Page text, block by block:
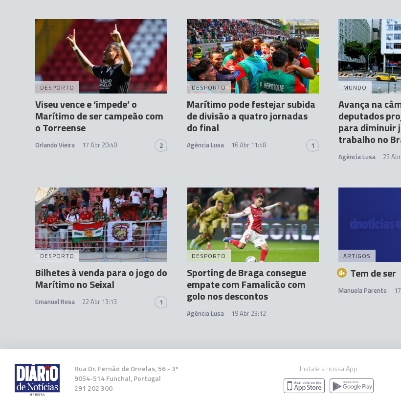
DESPORTO
Viseu vence e ‘impede’ o
Marítimo de ser campeão com
o Torreense
Orlando Vieira 17 Abr 20:40 2
DESPORTO
Marítimo pode festejar subida
de divisão a quatro jornadas
do final
Agência Lusa 16 Abr 11:48 1
MUNDO
Avança na
deputados
para diminuir
trabalho no
Agência Lusa 23
DESPORTO
Bilhetes à venda para o jogo do
Marítimo no Seixal
Emanuel Rosa 22 Abr 13:13 1
DESPORTO
Sporting de Braga consegue
empate com Famalicão com
golo nos descontos
Agência Lusa 19 Abr 23:12
ARTIGOS
Tem de ser
Manuela Parente
Rua Dr. Fernão de Ornelas, 56 - 3º
9054-514 Funchal, Portugal
291 202 300
Instale a nossa App